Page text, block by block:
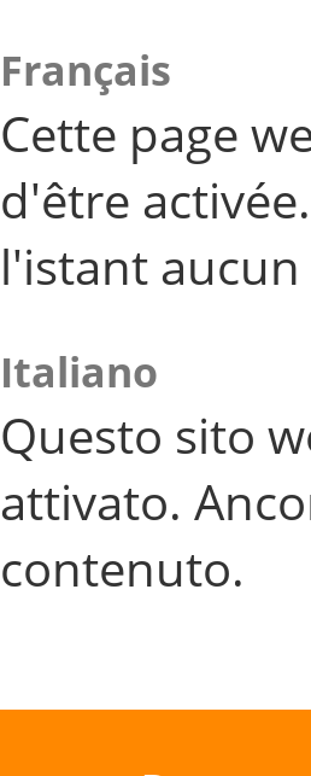
Français
Cette page
d'être
l'istant
Italiano
Questo sito
attivato.
contenuto.